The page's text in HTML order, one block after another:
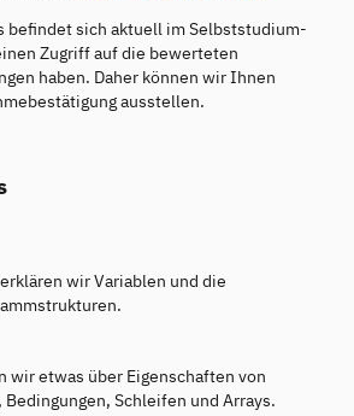
befindet sich aktuell im Selbststudium-
Zugriff auf die bewerteten
haben. Daher können wir Ihnen
ausstellen.
wir Variablen und die
wir etwas über Eigenschaften von
Schleifen und Arrays.